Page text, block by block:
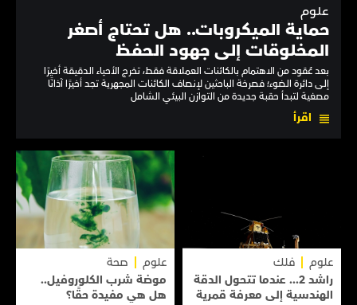
علوم
حماية الميكروبات.. هل تحتاج أصغر
المخلوقات إلى جهود الحفظ
بعد عُقود من الاهتمام بالكائنات العملاقة فقط، تخرج الأحياء الدقيقة أخيرًا
إلى دائرة الضوء؛ فصرخة الباحثين لإنصاف الكائنات المجهرية تجد أخيرًا آذانًا
مصغية لتبدأ حقبة جديدة من التوازن البيئي الشامل
اقرأ
علوم
فلك
راشد 2... عندما تتحول الدقة
الهندسية إلى معرفة قمرية
علوم
صحة
موضة شرب الكلوروفيل..
هل هي مفيدة حقًا؟